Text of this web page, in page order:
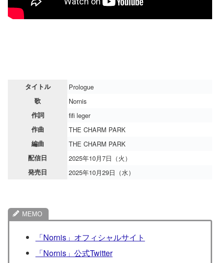
タイトル Prologue
歌 Nornis
作詞 fifi leger
作曲 THE CHARM PARK
編曲 THE CHARM PARK
配信日 2025年10月7日（火）
発売日 2025年10月29日（水）
「Nornis」オフィシャルサイト
「Nornis」公式Twitter